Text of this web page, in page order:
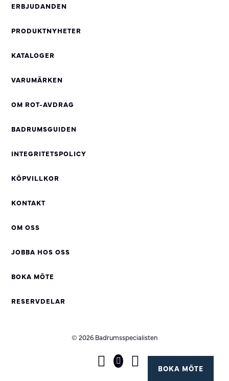
BOKA MÖTE
ERBJUDANDEN
PRODUKTNYHETER
KATALOGER
VARUMÄRKEN
OM ROT-AVDRAG
BADRUMSGUIDEN
INTEGRITETSPOLICY
KÖPVILLKOR
KONTAKT
OM OSS
JOBBA HOS OSS
BOKA MÖTE
RESERVDELAR
© 2026 Badrumsspecialisten